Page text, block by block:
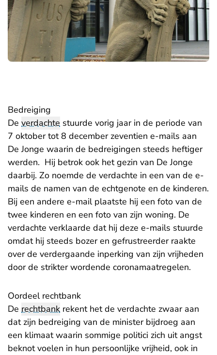
Bedreiging
De verdachte stuurde vorig jaar in de periode van
7 oktober tot 8 december zeventien e-mails aan
De Jonge waarin de bedreigingen steeds heftiger
werden. Hij betrok ook het gezin van De Jonge
daarbij. Zo noemde de verdachte in een van de e-
mails de namen van de echtgenote en de kinderen.
Bij een andere e-mail plaatste hij een foto van de
twee kinderen en een foto van zijn woning. De
verdachte verklaarde dat hij deze e-mails stuurde
omdat hij steeds bozer en gefrustreerder raakte
over de verdergaande inperking van zijn vrijheden
door de strikter wordende coronamaatregelen.
Oordeel rechtbank
De rechtbank rekent het de verdachte zwaar aan
dat zijn bedreiging van de minister bijdroeg aan
een klimaat waarin sommige politici zich uit angst
beknot voelen in hun persoonlijke vrijheid, ook in